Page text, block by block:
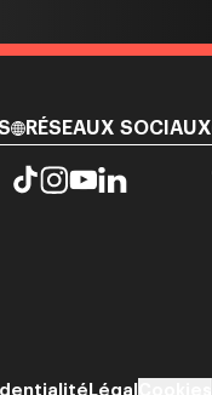
RÉSEAUX SOCIAUX
Légal